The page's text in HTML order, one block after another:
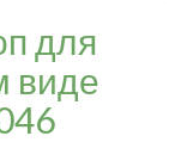
для
виде